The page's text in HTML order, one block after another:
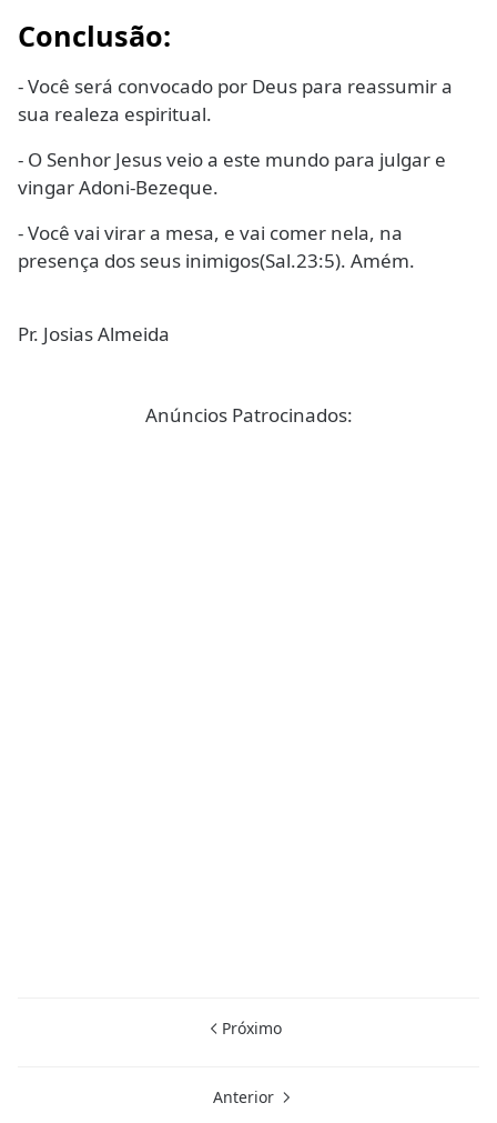
Conclusão:
- Você será convocado por Deus para reassumir a
sua realeza espiritual.
- O Senhor Jesus veio a este mundo para julgar e
vingar Adoni-Bezeque.
- Você vai virar a mesa, e vai comer nela, na
presença dos seus inimigos(Sal.23:5). Amém.
Pr. Josias Almeida
Anúncios Patrocinados:
Próximo
Anterior